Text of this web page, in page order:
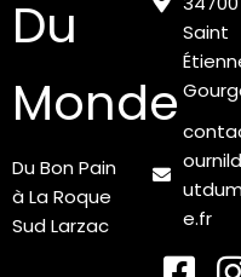
Du
Monde
Du Bon Pain
à La Roque
Sud Larzac
Saint
e.fr